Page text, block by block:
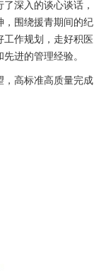
深入的谈心谈话，
，围绕援青期间的纪
工作规划，走好积医
进的管理经验。
，高标准高质量完成